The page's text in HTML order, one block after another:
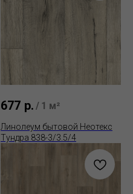
677 р. / 1 м²
Линолеум бытовой Неотекс
Тундра 838-3/3.5/4